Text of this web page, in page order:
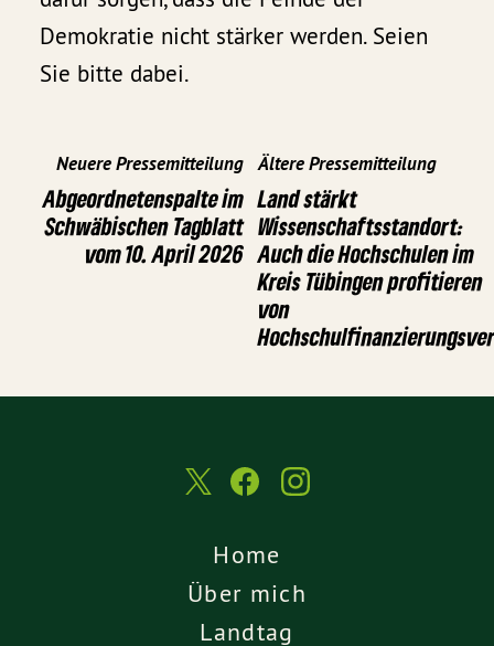
Demokratie nicht stärker werden. Seien
Sie bitte dabei.
Neuere Pressemitteilung
Abgeordnetenspalte im
Schwäbischen Tagblatt
vom 10. April 2026
Ältere Pressemitteilung
Land stärkt
Wissenschaftsstandort:
Auch die Hochschulen im
Kreis Tübingen profitieren
von
Home
Über mich
Landtag